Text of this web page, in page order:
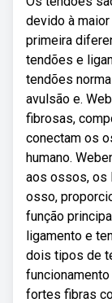
devido à
primeira
tendões e
tendões
avulsão e.
fibrosas,
conectam os
humano.
aos ossos, os
osso,
função
ligamento e
dois tipos de
fortes fibras